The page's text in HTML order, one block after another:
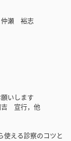
仲瀬 裕志
いします
吉 宣行，他
使える診察のコツと